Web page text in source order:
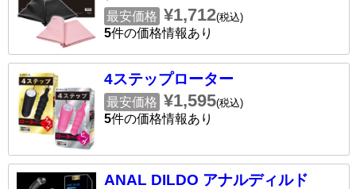
最安価格 ¥1,712(税込)
5件の価格情報あり
4ステップローター
最安価格 ¥1,595(税込)
5件の価格情報あり
ANAL DILDO アナルディルド